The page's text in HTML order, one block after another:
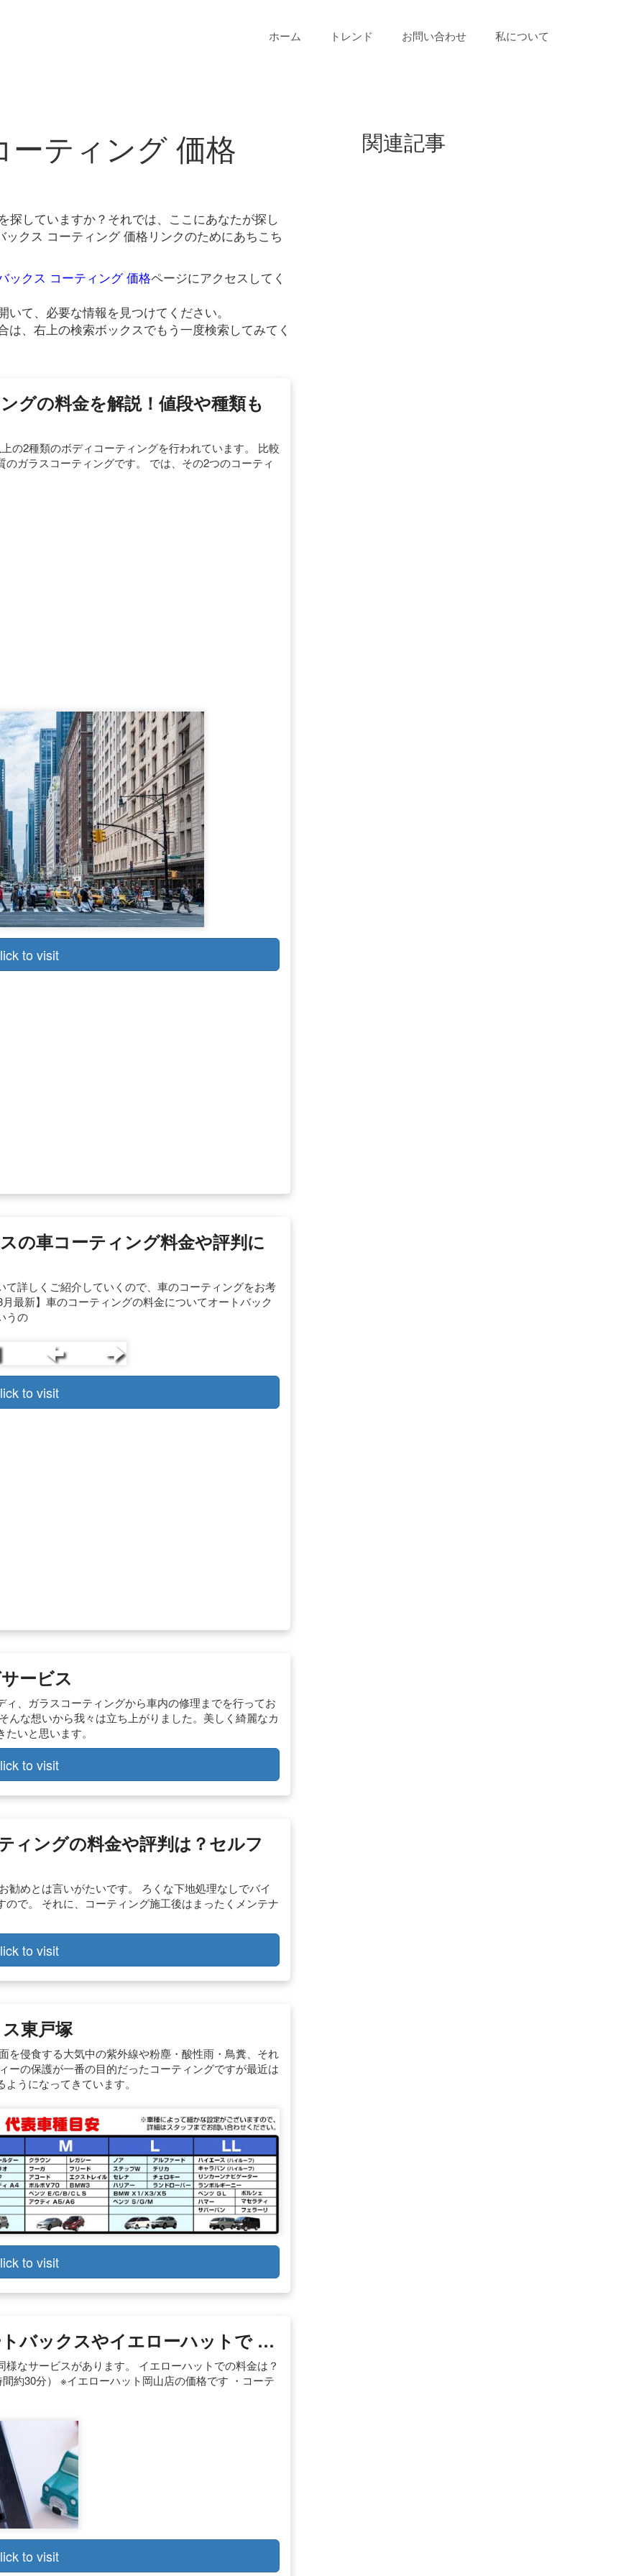
ホーム トレンド お問い合わせ 私について
ティング 価格
探していますか？それでは、ここにあなたが探し
クス コーティング 価格リンクのためにあちこち
ックス コーティング 価格ページにアクセスしてく
て、必要な情報を見つけてください。
は、右上の検索ボックスでもう一度検索してみてく
グの料金を解説！値段や種類も
の2種類のボディコーティングを行われています。 比較
ガラスコーティングです。 では、その2つのコーティ
to visit
の車コーティング料金や評判に
詳しくご紹介していくので、車のコーティングをお考
最新】車のコーティングの料金についてオートバック
うの
to visit
ービス
、ガラスコーティングから車内の修理までを行ってお
んな想いから我々は立ち上がりました。美しく綺麗なカ
いと思います。
to visit
ィングの料金や評判は？セルフ
勧めとは言いがたいです。 ろくな下地処理なしでバイ
で。 それに、コーティング施工後はまったくメンテナ
to visit
東戸塚
を侵食する大気中の紫外線や粉塵・酸性雨・鳥糞、それ
ーの保護が一番の目的だったコーティングですが最近は
うになってきています。
to visit
バックスやイエローハットで …
なサービスがあります。 イエローハットでの料金は？
約30分） ※イエローハット岡山店の価格です ・コーテ
to visit
関連記事